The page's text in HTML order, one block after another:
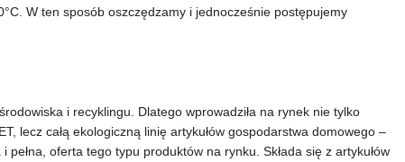
W ten sposób oszczędzamy i jednocześnie postępujemy
i recyklingu. Dlatego wprowadziła na rynek nie tylko
lecz całą ekologiczną linię artykułów gospodarstwa domowego –
oferta tego typu produktów na rynku. Składa się z artykułów